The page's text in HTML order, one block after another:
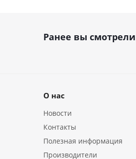
Ранее вы смотрели
О нас
Новости
Контакты
Полезная информация
Производители